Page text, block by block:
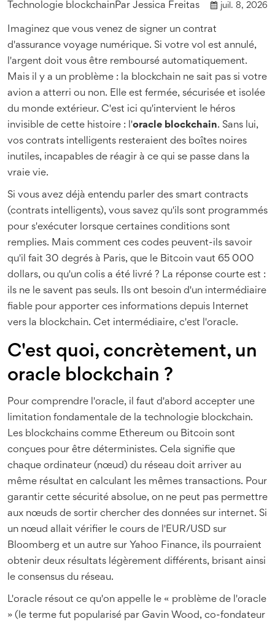
Technologie blockchainPar Jessica Freitas juil. 8, 2026
Imaginez que vous venez de signer un contrat
d'assurance voyage numérique. Si votre vol est annulé,
l'argent doit vous être remboursé automatiquement.
Mais il y a un problème : la blockchain ne sait pas si votre
avion a atterri ou non. Elle est fermée, sécurisée et isolée
du monde extérieur. C'est ici qu'intervient le héros
invisible de cette histoire : l'oracle blockchain. Sans lui,
vos contrats intelligents resteraient des boîtes noires
inutiles, incapables de réagir à ce qui se passe dans la
vraie vie.
Si vous avez déjà entendu parler des smart contracts
(contrats intelligents), vous savez qu'ils sont programmés
pour s'exécuter lorsque certaines conditions sont
remplies. Mais comment ces codes peuvent-ils savoir
qu'il fait 30 degrés à Paris, que le Bitcoin vaut 65 000
dollars, ou qu'un colis a été livré ? La réponse courte est :
ils ne le savent pas seuls. Ils ont besoin d'un intermédiaire
fiable pour apporter ces informations depuis Internet
vers la blockchain. Cet intermédiaire, c'est l'oracle.
C'est quoi, concrètement, un
oracle blockchain ?
Pour comprendre l'oracle, il faut d'abord accepter une
limitation fondamentale de la technologie blockchain.
Les blockchains comme Ethereum ou Bitcoin sont
conçues pour être déterministes. Cela signifie que
chaque ordinateur (nœud) du réseau doit arriver au
même résultat en calculant les mêmes transactions. Pour
garantir cette sécurité absolue, on ne peut pas permettre
aux nœuds de sortir chercher des données sur internet. Si
un nœud allait vérifier le cours de l'EUR/USD sur
Bloomberg et un autre sur Yahoo Finance, ils pourraient
obtenir deux résultats légèrement différents, brisant ainsi
le consensus du réseau.
L'oracle résout ce qu'on appelle le « problème de l'oracle
» (le terme fut popularisé par Gavin Wood, co-fondateur